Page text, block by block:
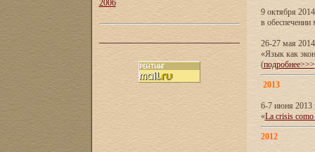
2006
9 октября
в обеспечении
26-27 мая
«Язык как
(подробнее>>>
2013
6-7 июня 2013
«La crisis como
2012